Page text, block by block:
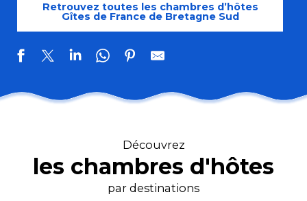
Retrouvez toutes les chambres d’hôtes
Gîtes de France de Bretagne Sud
Le Vieux Logis - Gontard Stéphanie
Chez Chantal
Chambres d'hôtes Gaëlle
Découvrez
les chambres d'hôtes
par destinations